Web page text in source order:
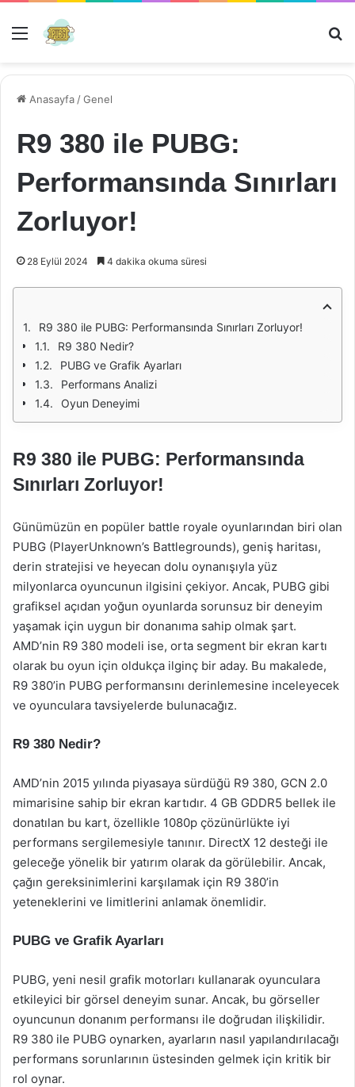
Menü
Anasayfa /Genel
R9 380 ile PUBG:
Performansında Sınırları
Zorluyor!
28 Eylül 2024 4 dakika okuma süresi
R9 380 ile PUBG: Performansında Sınırları Zorluyor!
R9 380 Nedir?
PUBG ve Grafik Ayarları
Performans Analizi
Oyun Deneyimi
R9 380 ile PUBG: Performansında
Sınırları Zorluyor!
Günümüzün en popüler battle royale oyunlarından biri olan
PUBG (PlayerUnknown’s Battlegrounds), geniş haritası,
derin stratejisi ve heyecan dolu oynanışıyla yüz
milyonlarca oyuncunun ilgisini çekiyor. Ancak, PUBG gibi
grafiksel açıdan yoğun oyunlarda sorunsuz bir deneyim
yaşamak için uygun bir donanıma sahip olmak şart.
AMD’nin R9 380 modeli ise, orta segment bir ekran kartı
olarak bu oyun için oldukça ilginç bir aday. Bu makalede,
R9 380’in PUBG performansını derinlemesine inceleyecek
ve oyunculara tavsiyelerde bulunacağız.
R9 380 Nedir?
AMD’nin 2015 yılında piyasaya sürdüğü R9 380, GCN 2.0
mimarisine sahip bir ekran kartıdır. 4 GB GDDR5 bellek ile
donatılan bu kart, özellikle 1080p çözünürlükte iyi
performans sergilemesiyle tanınır. DirectX 12 desteği ile
geleceğe yönelik bir yatırım olarak da görülebilir. Ancak,
çağın gereksinimlerini karşılamak için R9 380’in
yeteneklerini ve limitlerini anlamak önemlidir.
PUBG ve Grafik Ayarları
PUBG, yeni nesil grafik motorları kullanarak oyunculara
etkileyici bir görsel deneyim sunar. Ancak, bu görseller
oyuncunun donanım performansı ile doğrudan ilişkilidir.
R9 380 ile PUBG oynarken, ayarların nasıl yapılandırılacağı
performans sorunlarının üstesinden gelmek için kritik bir
rol oynar.